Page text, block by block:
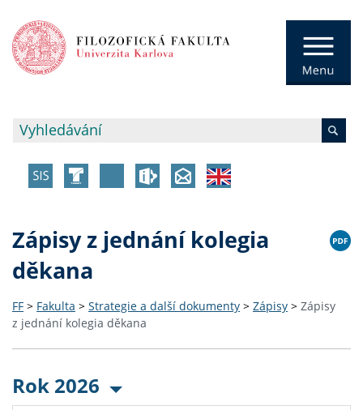
Zápisy z jednání kolegia
děkana
FF > Fakulta > Strategie a další dokumenty > Zápisy > Zápisy
z jednání kolegia děkana
Rok 2026